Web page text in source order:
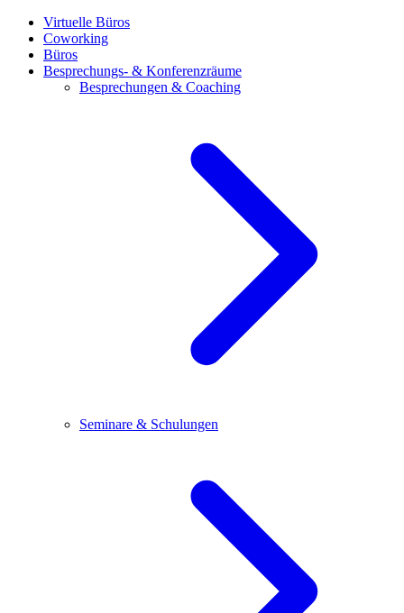
Virtuelle Büros
Coworking
Büros
Besprechungs- & Konferenzräume
Besprechungen & Coaching
Seminare & Schulungen